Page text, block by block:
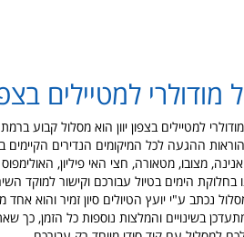
מודולרי למטיילים
למטיילים בצפון יוון הוא מסלול קבוע
ההגעה לכל המיקומים הנדירים הקיימים
מצובו, מטאורה, חצי האי פיליון,
נכתב ע"י יועץ הטיולים סיון זמיר והוא אחד
בשינויים והמלצות נוספות כל הזמן,